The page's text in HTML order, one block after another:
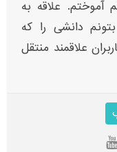
آموختم. علاقه به
دانشی را که
علاقمند منتقل